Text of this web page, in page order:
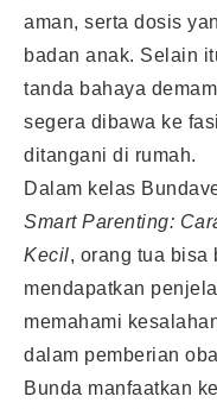
aman, serta dosis
badan anak. Selain
tanda bahaya
segera dibawa ke
ditangani di rumah.
Dalam kelas
Smart Parenting:
Kecil, orang tua bisa
mendapatkan
memahami
dalam pemberian
Bunda manfaatkan